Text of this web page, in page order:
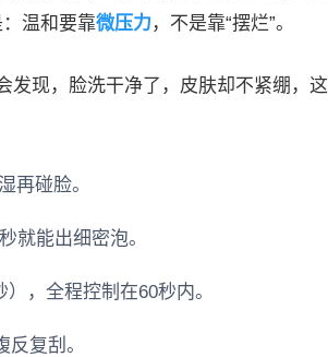
温和要靠微压力 ，不是靠“摆烂”。
发现，脸洗干净了，皮肤却不紧绷，这
再碰脸。
就能出细密泡。
，全程控制在60秒内。
复刮。